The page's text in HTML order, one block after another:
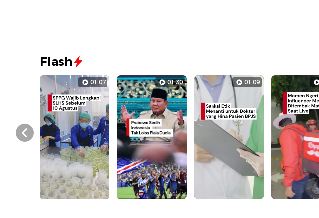
Flash
01:07 01:30 01:09
Prev